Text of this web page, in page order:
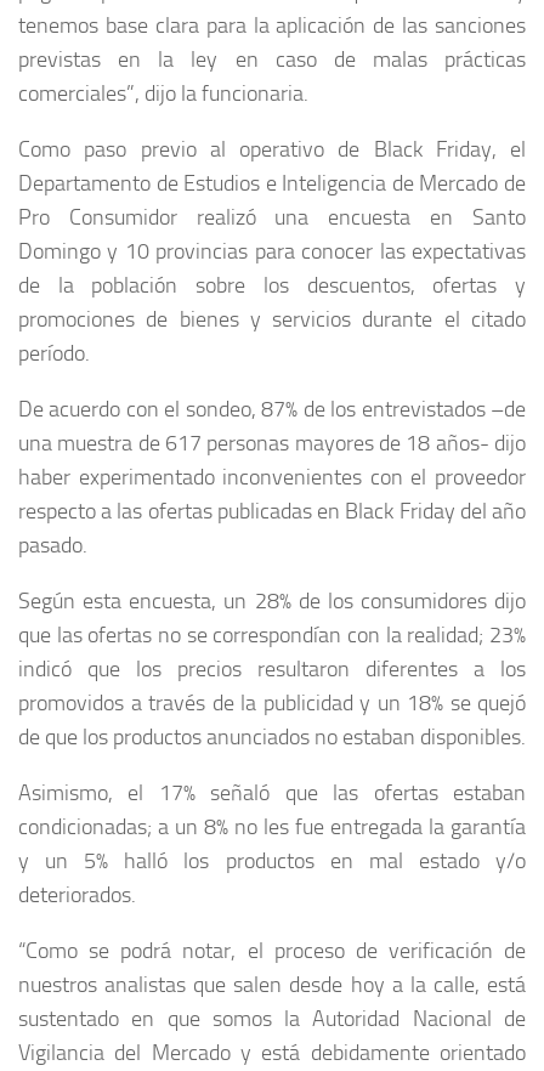
tenemos base clara para la aplicación de las sanciones
previstas en la ley en caso de malas prácticas
comerciales”, dijo la funcionaria.
Como paso previo al operativo de Black Friday, el
Departamento de Estudios e Inteligencia de Mercado de
Pro Consumidor realizó una encuesta en Santo
Domingo y 10 provincias para conocer las expectativas
de la población sobre los descuentos, ofertas y
promociones de bienes y servicios durante el citado
período.
De acuerdo con el sondeo, 87% de los entrevistados –de
una muestra de 617 personas mayores de 18 años- dijo
haber experimentado inconvenientes con el proveedor
respecto a las ofertas publicadas en Black Friday del año
pasado.
Según esta encuesta, un 28% de los consumidores dijo
que las ofertas no se correspondían con la realidad; 23%
indicó que los precios resultaron diferentes a los
promovidos a través de la publicidad y un 18% se quejó
de que los productos anunciados no estaban disponibles.
Asimismo, el 17% señaló que las ofertas estaban
condicionadas; a un 8% no les fue entregada la garantía
y un 5% halló los productos en mal estado y/o
deteriorados.
“Como se podrá notar, el proceso de verificación de
nuestros analistas que salen desde hoy a la calle, está
sustentado en que somos la Autoridad Nacional de
Vigilancia del Mercado y está debidamente orientado